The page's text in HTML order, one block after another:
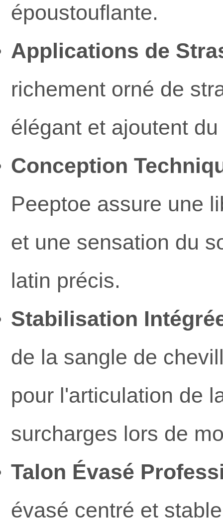
époustouflante.
Applications de
richement orné de
élégant et ajoutent
Conception
Peeptoe assure une
et une sensation du
latin précis.
Stabilisation
de la sangle de
pour l'articulation de
surcharges lors de
Talon Évasé
évasé centré et